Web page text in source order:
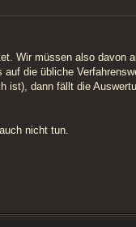
Wir müssen also
die übliche
dann fällt die
nicht tun.